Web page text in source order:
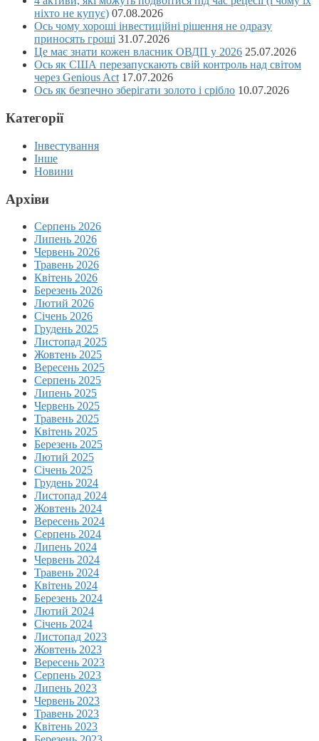
ніхто не купує) 07.08.2026
Ось чому хороші інвестиційні рішення не одразу
приносять гроші 31.07.2026
Це має знати кожен власник ОВДП у 2026 25.07.2026
Ось як США перезапускають свій контроль над світом
через Genious Act 17.07.2026
Ось як безпечно зберігати золото і срібло 10.07.2026
Категорії
Інвестування
Інше
Новини
Архіви
Серпень 2026
Липень 2026
Червень 2026
Травень 2026
Квітень 2026
Березень 2026
Лютий 2026
Січень 2026
Грудень 2025
Листопад 2025
Жовтень 2025
Вересень 2025
Серпень 2025
Липень 2025
Червень 2025
Травень 2025
Квітень 2025
Березень 2025
Лютий 2025
Січень 2025
Грудень 2024
Листопад 2024
Жовтень 2024
Вересень 2024
Серпень 2024
Липень 2024
Червень 2024
Травень 2024
Квітень 2024
Березень 2024
Лютий 2024
Січень 2024
Листопад 2023
Жовтень 2023
Вересень 2023
Серпень 2023
Липень 2023
Червень 2023
Травень 2023
Квітень 2023